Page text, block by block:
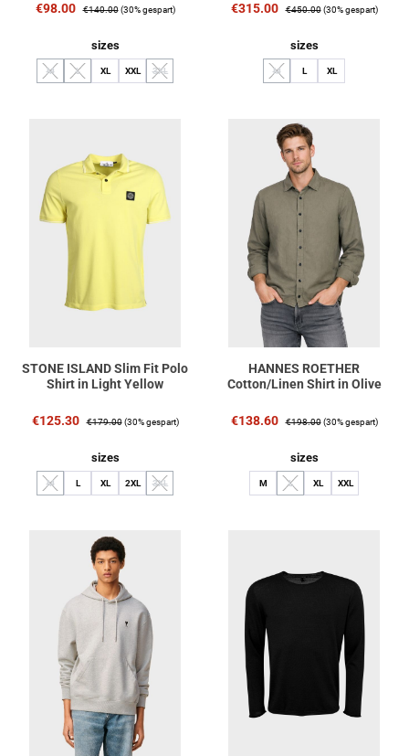
Verkaufspreis:
€98.00 Regulärer Preis:
€140.00 (30% gespart)
sizesauswählen
M
(Diese Option ist zurzeit nicht verfügbar.)
L
(Diese Option ist zurzeit nicht verfügbar.)
XL XXL 3XL
(Diese Option ist zurzeit nicht verfügbar.)
Verkaufspreis:
€315.00 Regulärer Preis:
€450.00 (30% gespart)
sizesauswählen
M
(Diese Option ist zurzeit nicht
L XL
STONE ISLAND Slim Fit Polo
Shirt in Light Yellow
Verkaufspreis:
€125.30 Regulärer Preis:
€179.00 (30% gespart)
sizesauswählen
M
(Diese Option ist zurzeit nicht verfügbar.)
L XL 2XL 3XL
(Diese Option ist zurzeit nicht verfügbar.)
HANNES ROETHER
Cotton/Linen Shirt in Olive
Verkaufspreis:
€138.60 Regulärer Preis:
€198.00 (30% gespart)
sizesauswählen
M L
(Diese Option ist zurzeit nicht
XL XXL